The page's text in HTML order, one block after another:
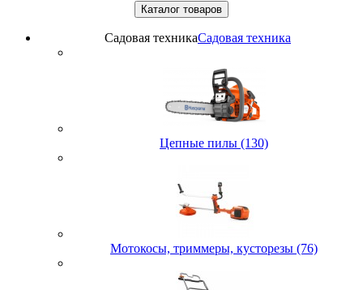
Каталог товаров
Садовая техникаСадовая техника
Цепные пилы (130)
Мотокосы, триммеры, кусторезы (76)